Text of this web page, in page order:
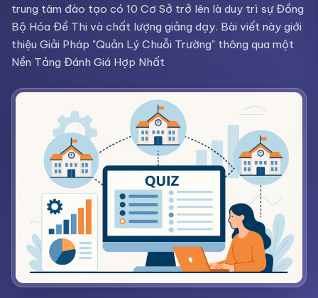
trung tâm đào tạo có 10 Cơ Sở trở lên là duy trì sự Đồng
Bộ Hóa Đề Thi và chất lượng giảng dạy. Bài viết này giới
thiệu Giải Pháp "Quản Lý Chuỗi Trường" thông qua một
Nền Tảng Đánh Giá Hợp Nhất